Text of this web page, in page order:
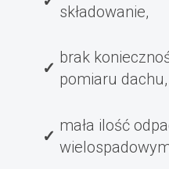
składowanie,
brak
pomiaru dachu,
mała ilość